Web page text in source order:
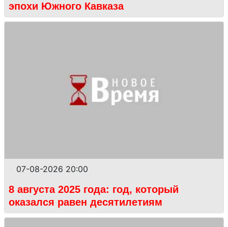
эпохи Южного Кавказа
07-08-2026 20:00
8 августа 2025 года: год, который
оказался равен десятилетиям